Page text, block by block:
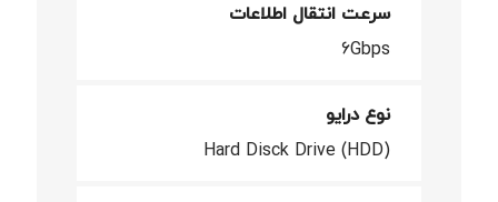
سرعت انتقال اطلاعات
6Gbps
نوع درایو
Hard Disck Drive (HDD)